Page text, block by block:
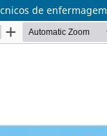
de enfermagem